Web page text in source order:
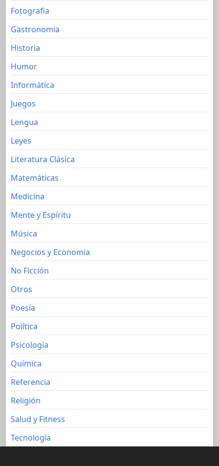
Fotografia
Gastronomia
Historia
Humor
Informática
Juegos
Lengua
Leyes
Literatura Clásica
Matemáticas
Medicina
Mente y Espíritu
Música
Negocios y Economia
No Ficción
Otros
Poesía
Política
Psicología
Química
Referencia
Religión
Salud y Fitness
Tecnología